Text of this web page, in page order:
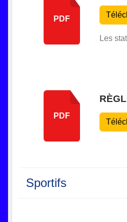
PDF
Les
PDF
Sportifs